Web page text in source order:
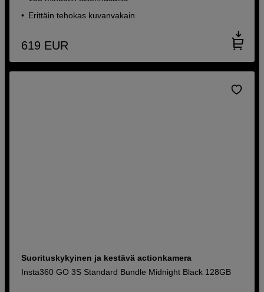
Erittäin tehokas kuvanvakain
619 EUR
Suorituskykyinen ja kestävä actionkamera
Insta360 GO 3S Standard Bundle Midnight Black 128GB